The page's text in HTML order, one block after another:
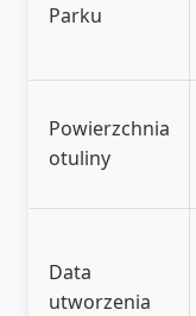
Parku
Powierzchnia
otuliny
Data
utworzenia